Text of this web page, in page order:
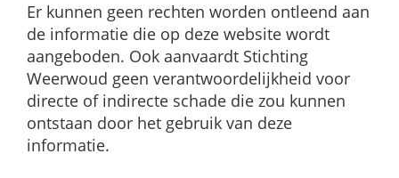
Er kunnen geen rechten worden ontleend aan
de informatie die op deze website wordt
aangeboden. Ook aanvaardt Stichting
Weerwoud geen verantwoordelijkheid voor
directe of indirecte schade die zou kunnen
ontstaan door het gebruik van deze
informatie.